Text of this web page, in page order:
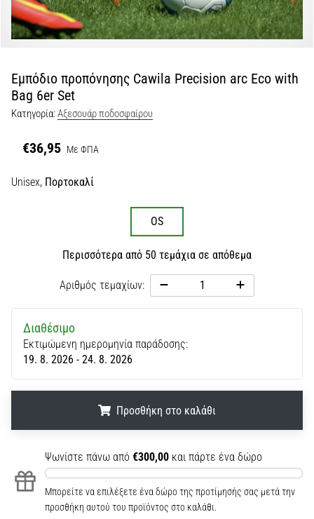
Εμφάνιση
όλων
άρθρων
Εμπόδιο προπόνησης Cawila Precision arc Eco with
Bag 6er Set
Κατηγορία:Αξεσουάρ ποδοσφαίρου
€36,95 Με ΦΠΑ
Unisex, Πορτοκαλί
OS
Περισσότερα από 50 τεμάχια σε απόθεμα
Αριθμός τεμαχίων:
Διαθέσιμο
Εκτιμώμενη ημερομηνία παράδοσης:
19. 8. 2026 - 24. 8. 2026
Προσθήκη στο καλάθι
Ψωνίστε πάνω από €300,00 και πάρτε ένα δώρο
Μπορείτε να επιλέξετε ένα δώρο της προτίμησής σας μετά την
προσθήκη αυτού του προϊόντος στο καλάθι.